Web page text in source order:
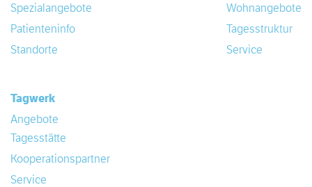
Spezialangebote
Patienteninfo
Standorte
Wohnangebote
Tagesstruktur
Service
Tagwerk
Angebote
Tagesstätte
Kooperationspartner
Service